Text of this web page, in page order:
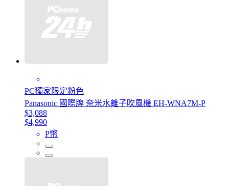
PC獨家限定粉色
Panasonic 國際牌 奈米水離子吹風機 EH-WNA7M-P
$3,088
$4,990
P幣